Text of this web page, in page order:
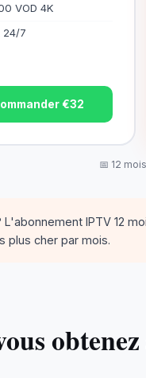
VOD 4K
24/7
€32
📅 12
L'abonnement IPTV 12
plus cher par mois.